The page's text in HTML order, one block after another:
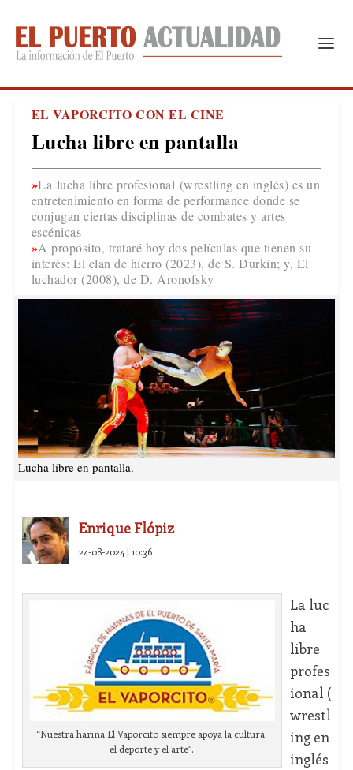
EL VAPORCITO CON EL CINE
Lucha libre en pantalla
La lucha libre profesional (wrestling en inglés) es un
entretenimiento en forma de performance donde se
conjugan ciertas disciplinas de combates y artes
escénicas
A propósito, trataré hoy dos películas que tienen su
interés: El clan de hierro (2023), de S. Durkin; y, El
luchador (2008), de D. Aronofsky
Lucha libre en pantalla.
Enrique Flópiz
24-08-2024 | 10:36
“Nuestra harina El Vaporcito siempre apoya la cultura,
el deporte y el arte”.
La luc
ha
libre
profes
ional (
wrestl
ing en
inglés